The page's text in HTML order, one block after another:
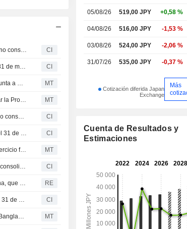
SEED Co.,Ltd. presenta sus previsiones de resultados consolidados y no consolidados para el ejercicio fiscal que finaliza el 31 de marzo de 2027 CI
Seed Co.,Ltd. propone un dividendo para el ejercicio fiscal cerrado el 31 de marzo de 2026, pagadero el 24 de junio de 2026; presenta previsiones de dividendos para el ejercicio que finalizará el 31 de marzo de 2027 CI
SEED Aumenta Capacidad de Producción de Lentes de Contacto y Apunta a Mejorar su ROE MT
Seed Recibe una Subvención de 4.080 Millones de Yenes para Ampliar la Producción de Lentes de Contacto MT
SEED Co., Ltd. publica sus previsiones de resultados consolidados y no consolidados para el ejercicio fiscal que finaliza el 31 de marzo de 2026. CI
SEED Co., Ltd. anuncia el dividendo para el ejercicio fiscal finalizado el 31 de marzo de 2025, pagadero el 25 de junio de 2025, y ofrece una previsión de dividendos para el ejercicio fiscal que finalizará el 31 de marzo de 2026. CI
SEED Co. eleva sus previsiones de beneficios consolidados para el ejercicio fiscal 2025 MT
SEED Co., Ltd. revisa las previsiones de resultados consolidados y no consolidados para el ejercicio fiscal que finaliza el 31 de marzo de 2025. CI
Arkansas ordena al productor de semillas Syngenta, de propiedad china, que venda tierras agrícolas en EE.UU. RE
SEED Co.,Ltd. informa de los resultados del año completo finalizado el 31 de marzo de 2023 CI
Kaveri Seed Company constituirá una filial de propiedad exclusiva en Bangladesh MT
05/08/26 519,00 JPY +0,58 %
04/08/26 516,00 JPY -1,53 %
03/08/26 524,00 JPY -2,06 %
31/07/26 535,00 JPY -0,37 %
Cotización diferida Japan
Exchange
Más
Cuenta de Resultados y
Estimaciones